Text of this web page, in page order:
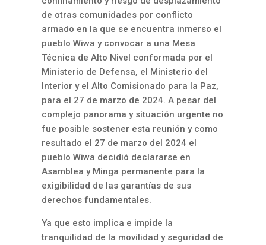
de otras comunidades por conflicto
armado en la que se encuentra inmerso el
pueblo Wiwa y convocar a una Mesa
Técnica de Alto Nivel conformada por el
Ministerio de Defensa, el Ministerio del
Interior y el Alto Comisionado para la Paz,
para el 27 de marzo de 2024. A pesar del
complejo panorama y situación urgente no
fue posible sostener esta reunión y como
resultado el 27 de marzo del 2024 el
pueblo Wiwa decidió declararse en
Asamblea y Minga permanente para la
exigibilidad de las garantías de sus
derechos fundamentales.
Ya que esto implica e impide la
tranquilidad de la movilidad y seguridad de